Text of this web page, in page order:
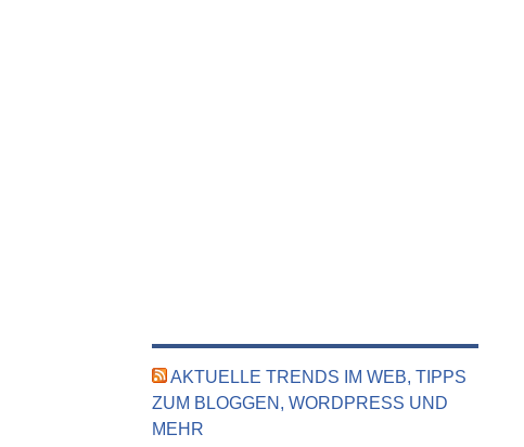
AKTUELLE TRENDS IM WEB, TIPPS
ZUM BLOGGEN, WORDPRESS UND
MEHR